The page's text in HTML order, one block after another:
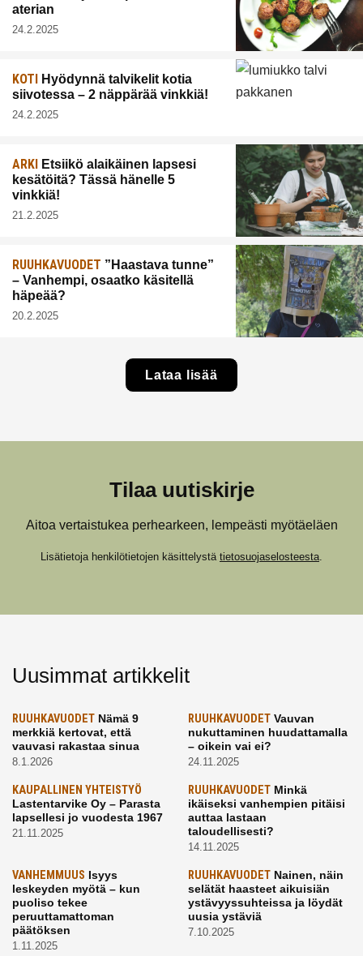
aterian
24.2.2025
KOTI Hyödynnä talvikelit kotia
siivotessa – 2 näppärää vinkkiä!
24.2.2025
ARKI Etsiikö alaikäinen lapsesi
kesätöitä? Tässä hänelle 5
vinkkiä!
21.2.2025
RUUHKAVUODET ”Haastava tunne”
– Vanhempi, osaatko käsitellä
häpeää?
20.2.2025
Lataa lisää
Tilaa uutiskirje
Aitoa vertaistukea perhearkeen, lempeästi myötäeläen
Lisätietoja henkilötietojen käsittelystä tietosuojaselosteesta.
Uusimmat artikkelit
RUUHKAVUODET Nämä 9
merkkiä kertovat, että
vauvasi rakastaa sinua
8.1.2026
RUUHKAVUODETVauvan
nukuttaminen huudattamalla
– oikein vai ei?
24.11.2025
KAUPALLINEN YHTEISTYÖ
Lastentarvike Oy – Parasta
lapsellesi jo vuodesta 1967
21.11.2025
RUUHKAVUODETMinkä
ikäiseksi vanhempien pitäisi
auttaa lastaan
taloudellisesti?
14.11.2025
VANHEMMUUS Isyys
leskeyden myötä – kun
puoliso tekee
peruuttamattoman
päätöksen
1.11.2025
RUUHKAVUODETNainen, näin
selätät haasteet aikuisiän
ystävyyssuhteissa ja löydät
uusia ystäviä
7.10.2025